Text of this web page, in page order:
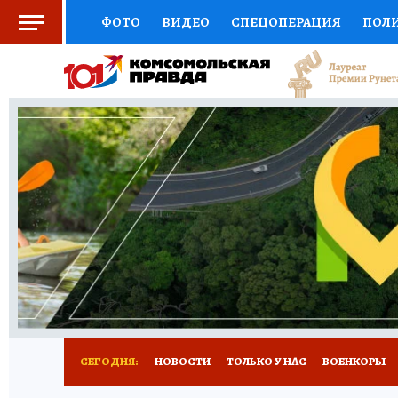
ФОТО ВИДЕО СПЕЦОПЕРАЦИЯ
СОЦПОДДЕРЖКА НАУКА СПОРТ
ВЫБОР ЭКСПЕРТОВ ДОКТОР
КНИЖНАЯ ПОЛКА ПРОГНОЗЫ НА СПОРТ
ПРЕСС-ЦЕНТР НЕДВИЖИМОСТЬ
РАДИО КП РЕКЛАМА ТЕСТЫ НОВОЕ
СЕГОДНЯ: НОВОСТИ ТОЛЬКО У НАС ВОЕНКОРЫ